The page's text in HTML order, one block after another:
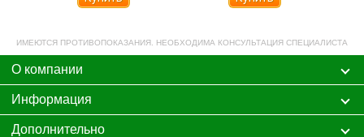
ИМЕЮТСЯ ПРОТИВОПОКАЗАНИЯ. НЕОБХОДИМА КОНСУЛЬТАЦИЯ СПЕЦИАЛИСТА
О компании
Информация
Дополнительно